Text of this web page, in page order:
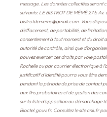
message. Les données collectées seront
suivants: LE BISTROT DE MÉMÉ 27 b
bistrotdememe@gmail.com. Vous
d’effacement, de portabilité, de
consentement à tout moment et du droit
autorité de contrôle, ainsi que
pouvez exercer ces droits par voie
Rochelle ou par courrier électronique à
justificatif d'identité pourra vous être
pendant la période de prise de contact
aux fins probatoires et de gestion des
sur la liste d'opposition au démarchage
Bloctel.gouv.fr. Consultez le site cnil.fr